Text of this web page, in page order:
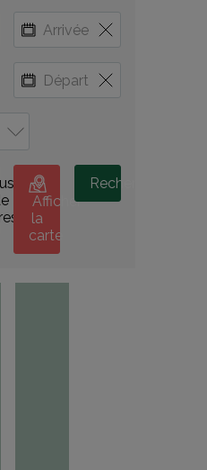
Afficher
la
carte
Rechercher